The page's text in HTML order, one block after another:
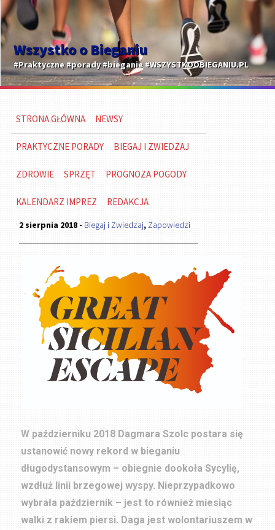
Wszystko o Bieganiu
#Praktyczne #porady #bieganie #WSZYSTKOOBIEGANIU.PL
STRONA GŁÓWNA NEWSY
PRAKTYCZNE PORADY BIEGAJ I ZWIEDZAJ
ZDROWIE SPRZĘT PROGNOZA POGODY
KALENDARZ IMPREZ REDAKCJA
2 sierpnia 2018 - Biegaj i Zwiedzaj, Zapowiedzi
W październiku 2018 Dagmara Szolc postara się
ustanowić nowy rekord w bieganiu
długodystansowym – obiegnie dookoła Sycylię,
wzdłuż linii brzegowej wyspy. Nieprzypadkowo
wybrała październik – jest to również miesiąc
walki z rakiem piersi. Daga jest wolontariuszem w